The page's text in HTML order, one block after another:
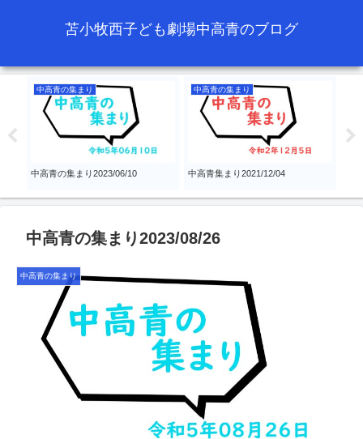
苫小牧西子ども劇場中高青のブログ
中高青の集まり
中高青の集まり2023/06/10
中高青の集まり
中高青集まり2021/12/04
中高青の集まり2023/08/26
中高青の集まり